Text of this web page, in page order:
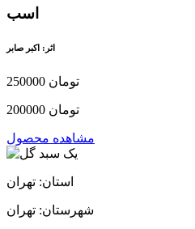
اسب
اثر: اکبر صابر
250000 تومان
200000 تومان
مشاهده محصول
استان: تهران
شهرستان: تهران